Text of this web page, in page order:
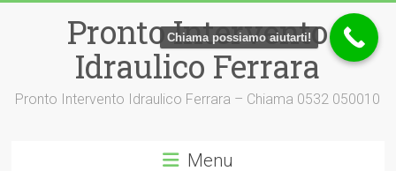
Pronto Intervento
Idraulico Ferrara
Pronto Intervento Idraulico Ferrara – Chiama 0532 050010
Menu
Chiama possiamo aiutarti!